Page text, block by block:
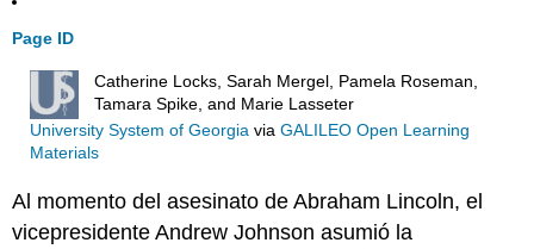
Page ID
Catherine Locks, Sarah Mergel, Pamela Roseman,
Tamara Spike, and Marie Lasseter
University System of Georgiavia GALILEO Open Learning
Materials
Al momento del asesinato de Abraham Lincoln, el
vicepresidente Andrew Johnson asumió la